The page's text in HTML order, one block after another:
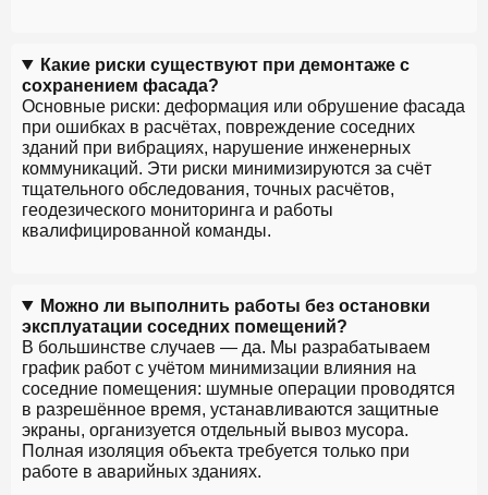
Какие риски существуют при демонтаже с
сохранением фасада?
Основные риски: деформация или обрушение фасада
при ошибках в расчётах, повреждение соседних
зданий при вибрациях, нарушение инженерных
коммуникаций. Эти риски минимизируются за счёт
тщательного обследования, точных расчётов,
геодезического мониторинга и работы
квалифицированной команды.
Можно ли выполнить работы без остановки
эксплуатации соседних помещений?
В большинстве случаев — да. Мы разрабатываем
график работ с учётом минимизации влияния на
соседние помещения: шумные операции проводятся
в разрешённое время, устанавливаются защитные
экраны, организуется отдельный вывоз мусора.
Полная изоляция объекта требуется только при
работе в аварийных зданиях.